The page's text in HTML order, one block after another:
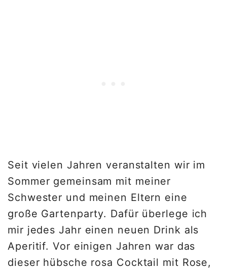
Seit vielen Jahren veranstalten wir im
Sommer gemeinsam mit meiner
Schwester und meinen Eltern eine
große Gartenparty. Dafür überlege ich
mir jedes Jahr einen neuen Drink als
Aperitif. Vor einigen Jahren war das
dieser hübsche rosa Cocktail mit Rose,